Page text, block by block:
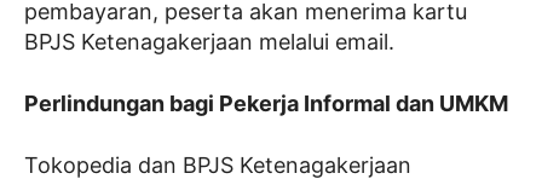
pembayaran, peserta akan menerima kartu
BPJS Ketenagakerjaan melalui email.
Perlindungan bagi Pekerja Informal dan UMKM
Tokopedia dan BPJS Ketenagakerjaan